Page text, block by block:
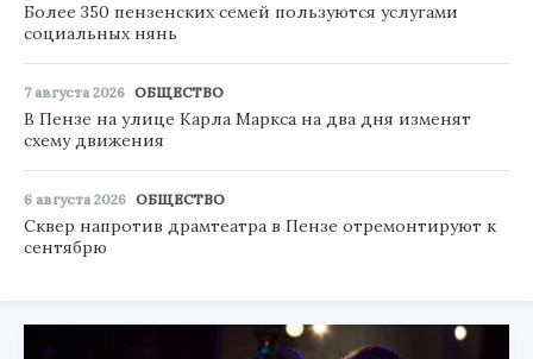
Более 350 пензенских семей пользуются услугами
социальных нянь
7 августа 2026 ОБЩЕСТВО
В Пензе на улице Карла Маркса на два дня изменят
схему движения
6 августа 2026 ОБЩЕСТВО
Сквер напротив драмтеатра в Пензе отремонтируют к
сентябрю